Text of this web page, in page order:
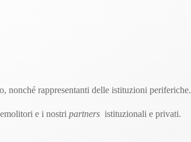
nonché rappresentanti delle istituzioni periferiche.
e i nostri partners istituzionali e privati.